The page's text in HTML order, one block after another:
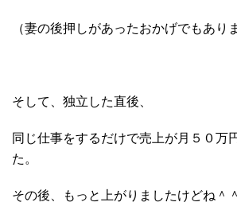
（妻の後押しがあったおかげでもあり
そして、独立した直後、
同じ仕事をするだけで売上が月５０万
た。
その後、もっと上がりましたけどね＾＾